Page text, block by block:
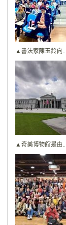
▲書法家陳玉鈴向...
▲奇美博物館是由...